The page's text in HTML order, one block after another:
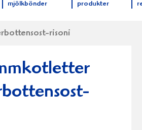
mjölkbönder
produkter
risoni